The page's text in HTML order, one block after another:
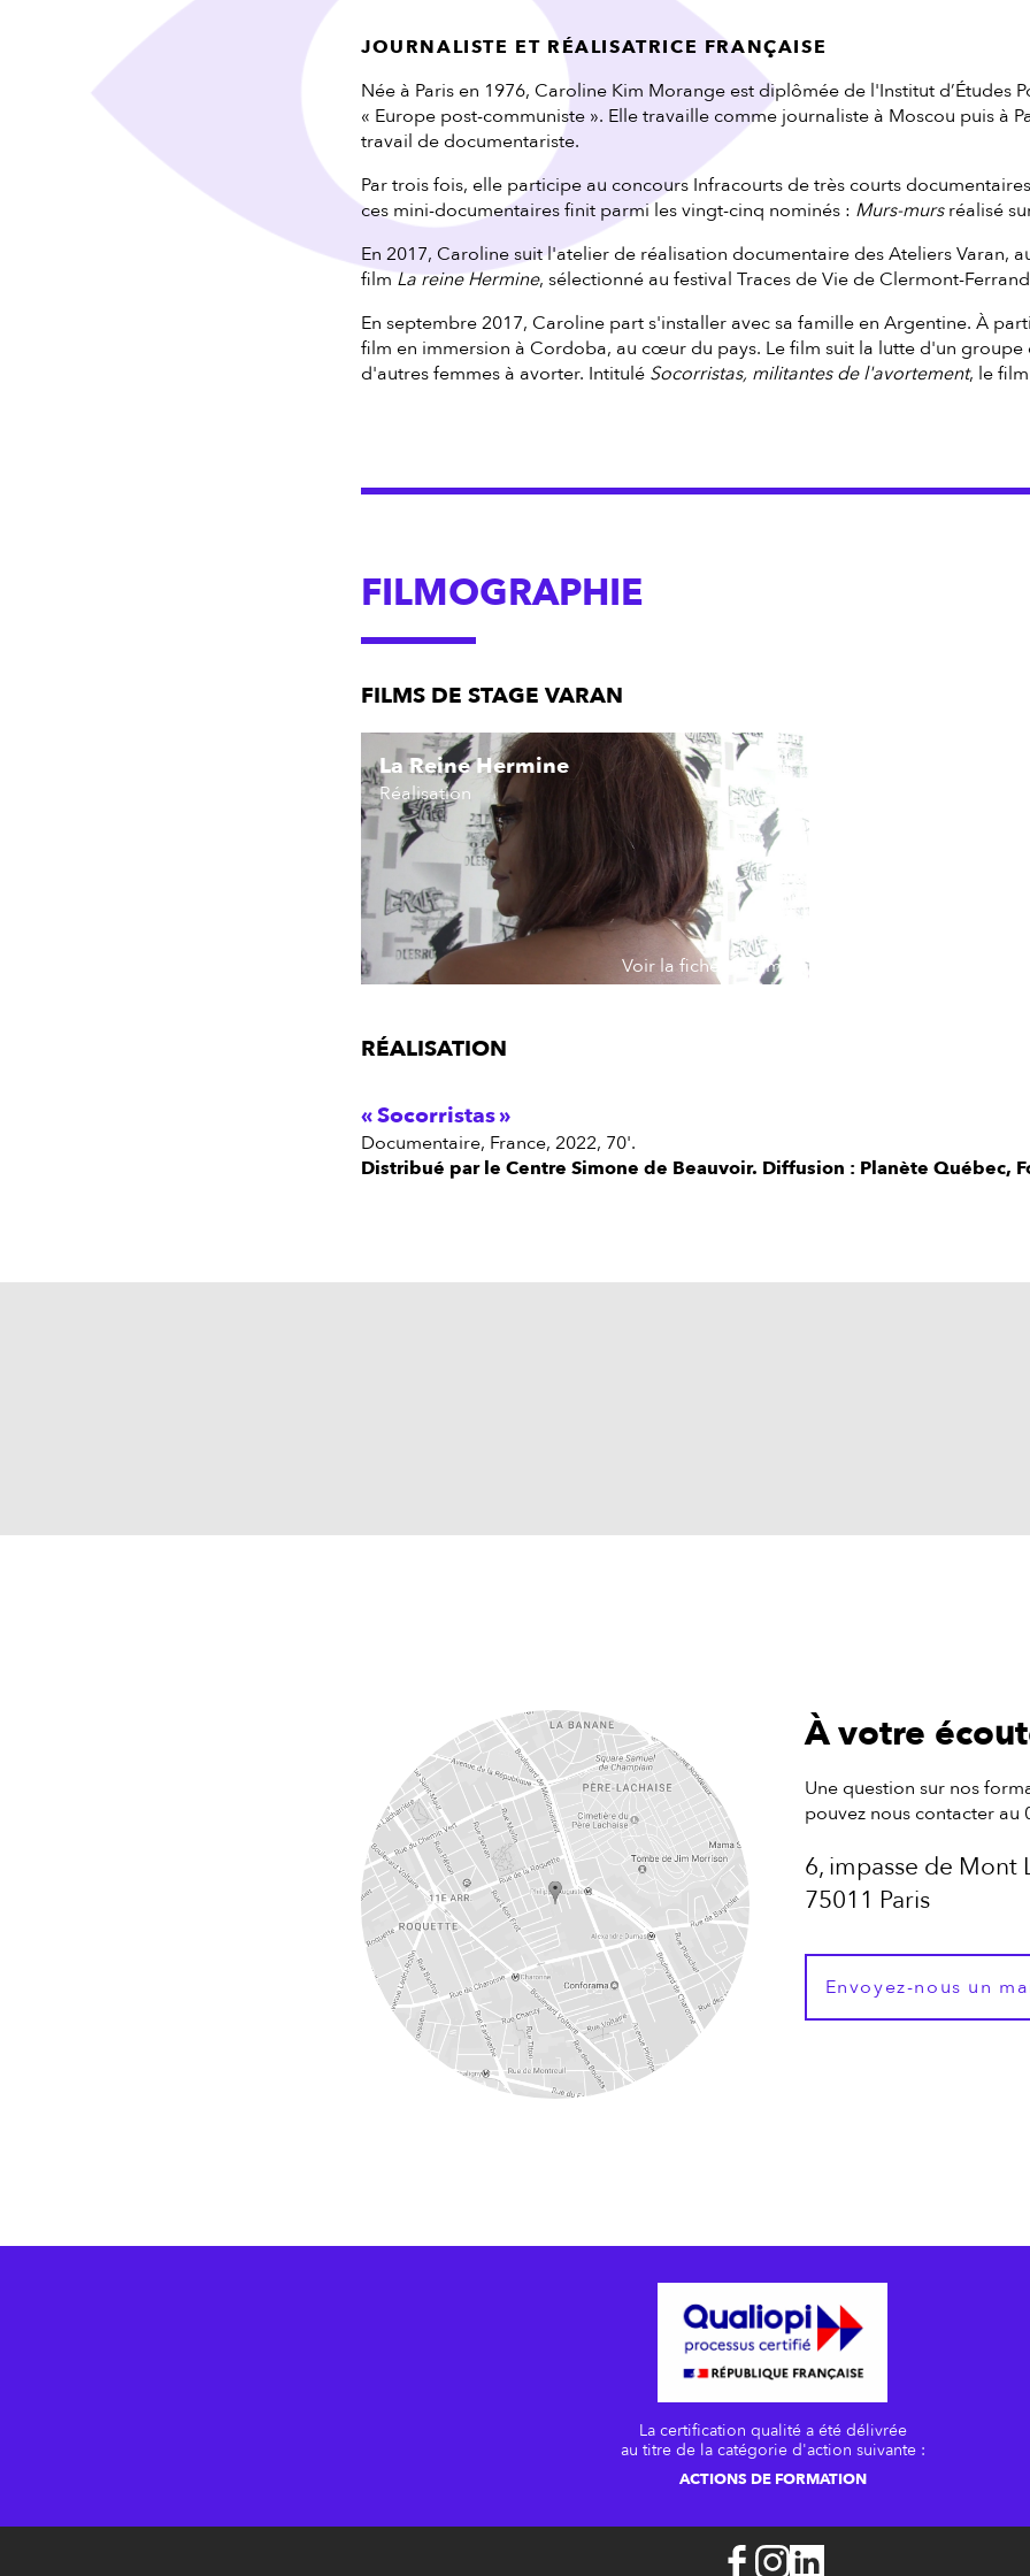
JOURNALISTE ET RÉALISATRICE FRANÇAISE
Née à Paris en 1976, Caroline Kim Morange est diplômée de l'Institut d’Études
« Europe post-communiste ». Elle travaille comme journaliste à Moscou puis à
travail de documentariste.
Par trois fois, elle participe au concours Infracourts de très courts
ces mini-documentaires finit parmi les vingt-cinq nominés : Murs-mursréalisé
En 2017, Caroline suit l'atelier de réalisation documentaire des Ateliers Varan,
filmLa reine Hermine, sélectionné au festival Traces de Vie de Clermont-
En septembre 2017, Caroline part s'installer avec sa famille en Argentine. À
film en immersion à Cordoba, au cœur du pays. Le film suit la lutte d'un groupe
d'autres femmes à avorter. Intitulé Socorristas, militantes de l'avortement, le
FILMOGRAPHIE
FILMS DE STAGE VARAN
La Reine Hermine
Réalisation
Voir la fiche du film
RÉALISATION
Socorristas
documentaire, France, 2022, 70'.
Distribué par le Centre Simone de Beauvoir. Diffusion : Planète Québec,
À votre
Une question sur nos
pouvez nous contacter au
6, impasse de Mont
75011 Paris
Envoyez-nous un
La certification qualité a été délivrée
au titre de la catégorie d'action suivante :
ACTIONS DE FORMATION